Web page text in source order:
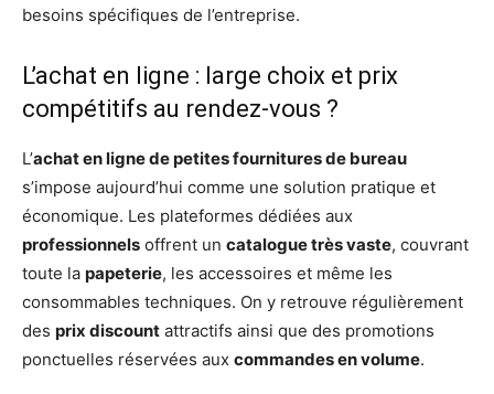
besoins spécifiques de l’entreprise.
L’achat en ligne : large choix et prix
compétitifs au rendez-vous ?
L’achat en ligne de petites fournitures de bureau
s’impose aujourd’hui comme une solution pratique et
économique. Les plateformes dédiées aux
professionnels offrent un catalogue très vaste, couvrant
toute la papeterie, les accessoires et même les
consommables techniques. On y retrouve régulièrement
des prix discount attractifs ainsi que des promotions
ponctuelles réservées aux commandes en volume.